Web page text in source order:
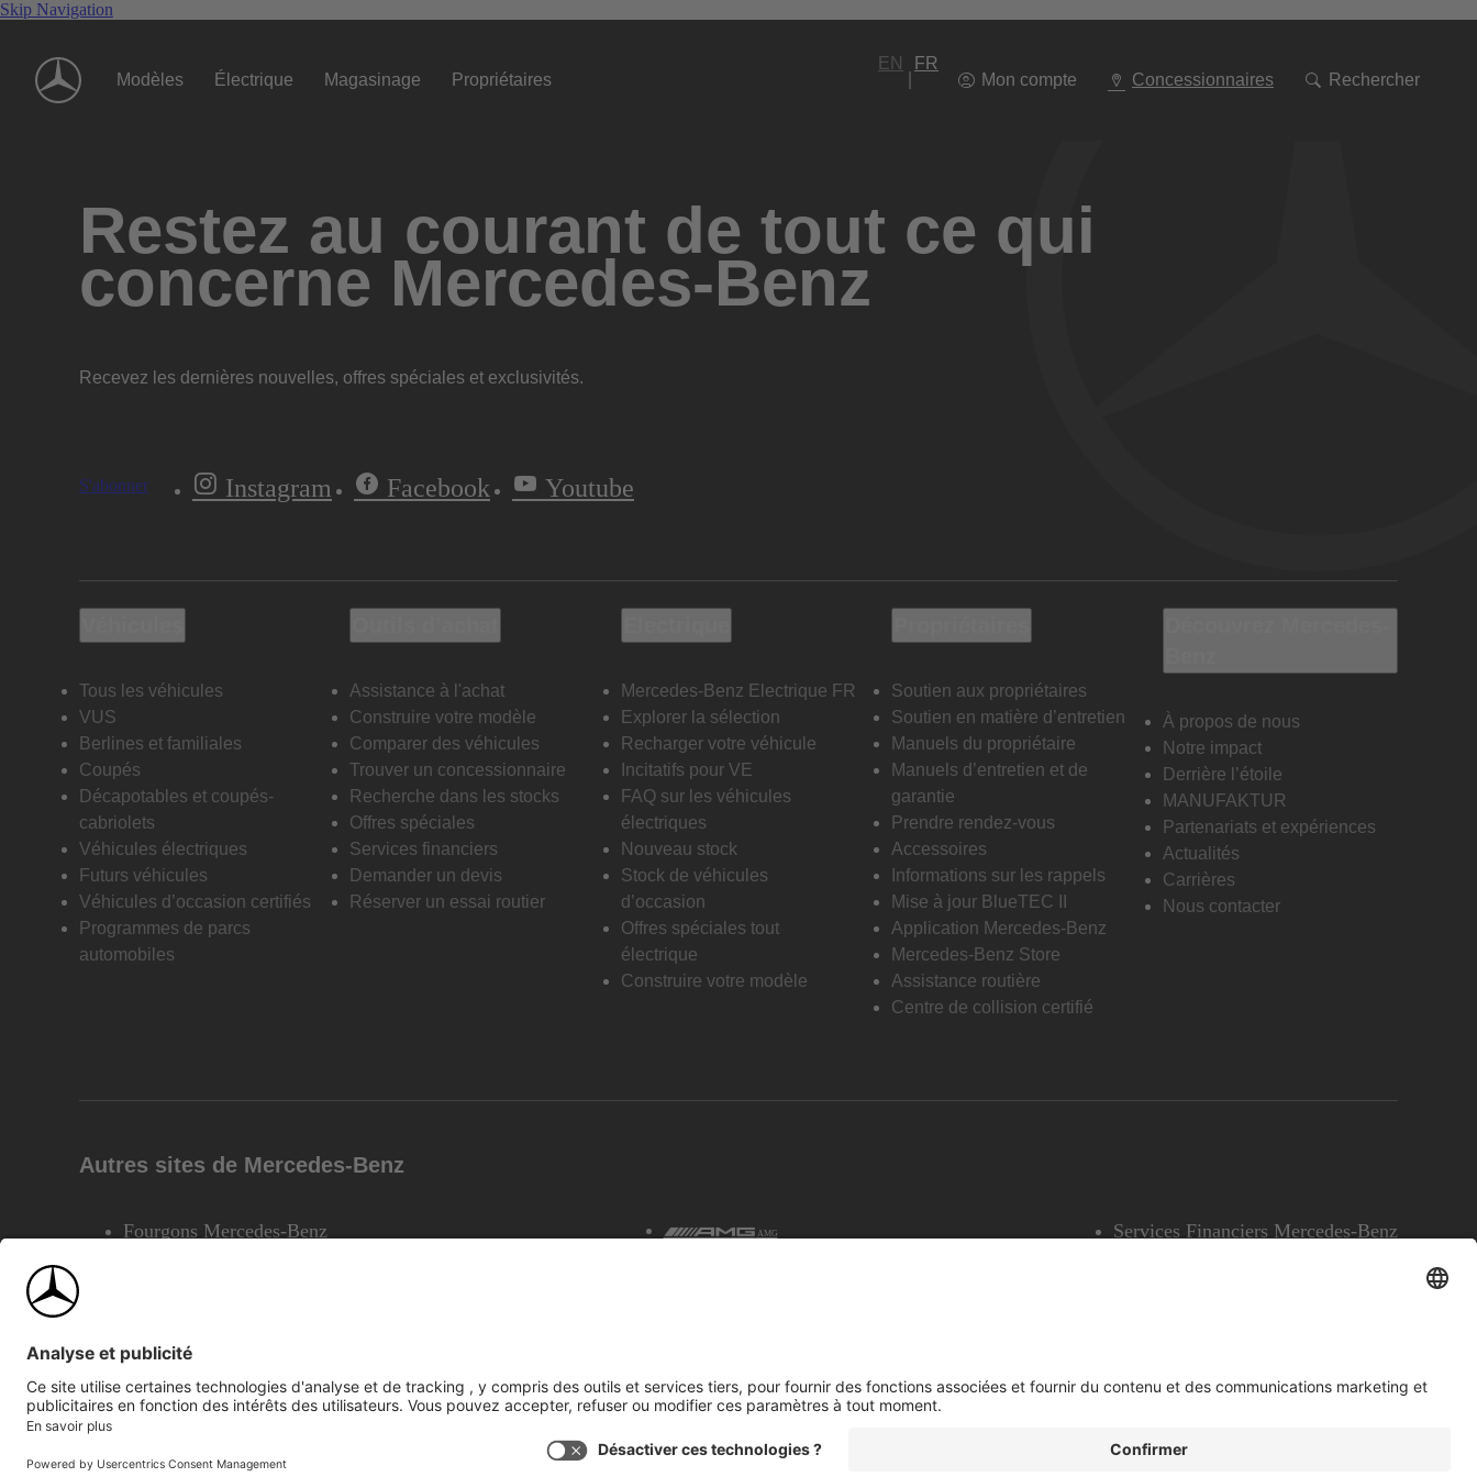
Skip Navigation
Modèles Électrique Magasinage Propriétaires
EN
FR
Mon compte
Concessionnaires Rechercher
à
Restez au courant de tout ce qui
concerne Mercedes-Benz
Recevez les dernières nouvelles, offres spéciales et exclusivités.
S'abonner Instagram Facebook Youtube
Tous les véhicules
VUS
Berlines et familiales
Coupés
Décapotables et coupés-
cabriolets
Véhicules électriques
Futurs véhicules
Véhicules d’occasion certifiés
Programmes de parcs
automobiles
Assistance à l'achat
Construire votre modèle
Comparer des véhicules
Trouver un concessionnaire
Recherche dans les stocks
Offres spéciales
Services financiers
Demander un devis
Réserver un essai routier
Mercedes-Benz Electrique FR
Explorer la sélection
Recharger votre véhicule
Incitatifs pour VE
FAQ sur les véhicules
électriques
Nouveau stock
Stock de véhicules
d’occasion
Offres spéciales tout
électrique
Construire votre modèle
Soutien aux propriétaires
Soutien en matière d’entretien
Manuels du propriétaire
Manuels d’entretien et de
garantie
Prendre rendez-vous
Accessoires
Informations sur les rappels
Mise à jour BlueTEC II
Application Mercedes-Benz
Mercedes-Benz Store
Assistance routière
Centre de collision certifié
À propos de nous
Notre impact
Derrière l’étoile
MANUFAKTUR
Partenariats et expériences
Actualités
Carrières
Nous contacter
Autres sites de Mercedes-Benz
Fourgons Mercedes-Benz AMG Services Financiers Mercedes-Benz
©2026 Mercedes-Benz Canada Inc.